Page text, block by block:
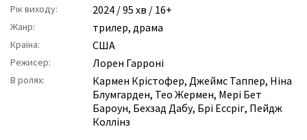
Рік виходу: 2024 / 95 хв / 16+
Жанр: трилер, драма
Країна: США
Режисер: Лорен Гарроні
В ролях: Кармен Крістофер, Джеймс Таппер, Ніна
Блумгарден, Тео Жермен, Мері Бет
Бароун, Бехзад Дабу, Брі Ессріг, Пейдж
Коллінз